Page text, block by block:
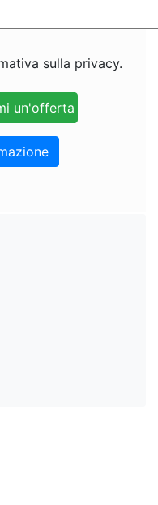
sulla privacy.